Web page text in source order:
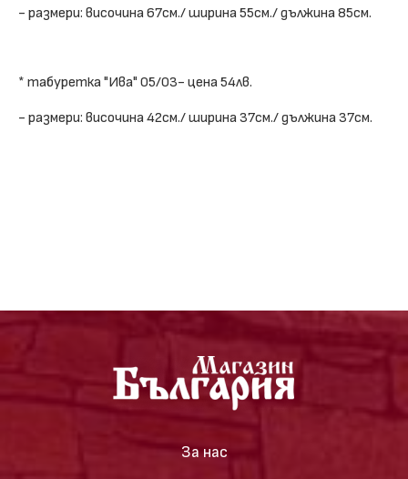
- размери: височина 67см./ ширина 55см./ дължина 85см.
* табуретка "Ива" 05/03- цена 54лв.
- размери: височина 42см./ ширина 37см./ дължина 37см.
За нас